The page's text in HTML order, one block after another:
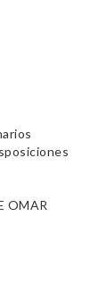
OMAR